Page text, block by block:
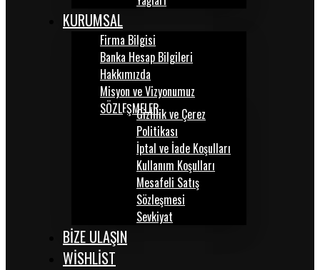
KURUMSAL
Firma Bilgisi
Banka Hesap Bilgileri
Hakkımızda
Misyon ve Vizyonumuz
SÖZLEŞMELERGizlilik ve Çerez
Politikası
İptal ve İade Koşulları
Kullanım Koşulları
Mesafeli Satış
Sözleşmesi
Sevkiyat
BİZE ULAŞIN
WISHLIST